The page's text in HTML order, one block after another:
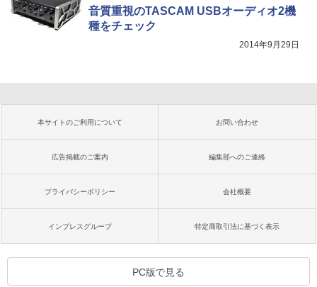
音質重視のTASCAM USBオーディオ2機
種をチェック
2014年9月29日
本サイトのご利用について お問い合わせ
広告掲載のご案内 編集部へのご連絡
プライバシーポリシー 会社概要
インプレスグループ 特定商取引法に基づく表示
PC版で見る